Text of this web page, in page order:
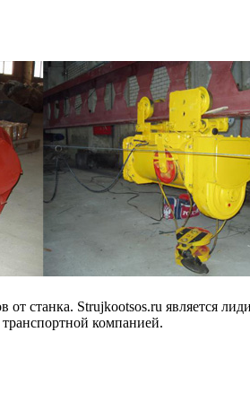
от станка. Strujkootsos.ru является
компанией.